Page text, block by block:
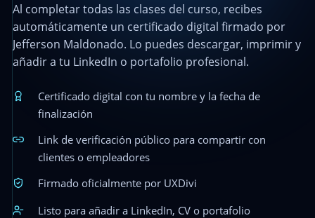
Al completar todas las clases del curso, recibes
automáticamente un certificado digital firmado por
Jefferson Maldonado. Lo puedes descargar, imprimir y
añadir a tu LinkedIn o portafolio profesional.
Certificado digital con tu nombre y la fecha de
finalización
Link de verificación público para compartir con
clientes o empleadores
Firmado oficialmente por UXDivi
Listo para añadir a LinkedIn, CV o portafolio